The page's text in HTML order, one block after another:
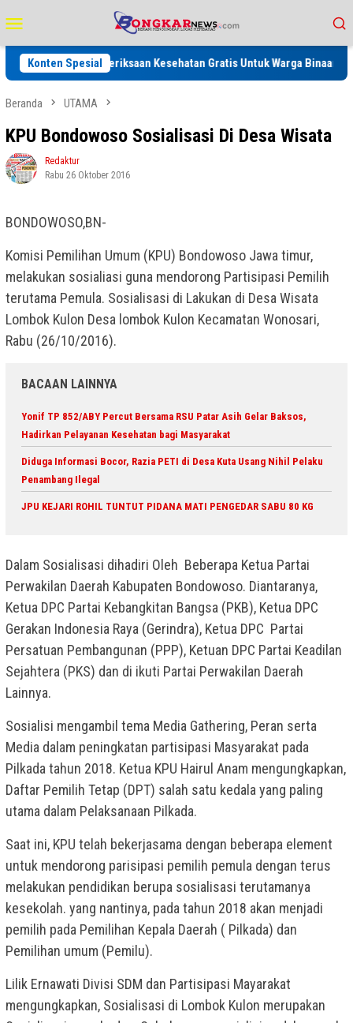
ke
kontenMobile
Konten Spesial
Pemeriksaan Kesehatan Gratis Untuk Warga Binaan dan
Beranda UTAMA
KPU Bondowoso Sosialisasi Di Desa Wisata
Redaktur
Rabu 26 Oktober 2016
BONDOWOSO,BN-
Komisi Pemilihan Umum (KPU) Bondowoso Jawa timur,
melakukan sosialiasi guna mendorong Partisipasi Pemilih
terutama Pemula. Sosialisasi di Lakukan di Desa Wisata
Lombok Kulon Desa lombok Kulon Kecamatan Wonosari,
Rabu (26/10/2016).
BACAAN LAINNYA
Yonif TP 852/ABY Percut Bersama RSU Patar Asih Gelar Baksos,
Hadirkan Pelayanan Kesehatan bagi Masyarakat
Diduga Informasi Bocor, Razia PETI di Desa Kuta Usang Nihil Pelaku
Penambang Ilegal
JPU KEJARI ROHIL TUNTUT PIDANA MATI PENGEDAR SABU 80 KG
Dalam Sosialisasi dihadiri Oleh Beberapa Ketua Partai
Perwakilan Daerah Kabupaten Bondowoso. Diantaranya,
Ketua DPC Partai Kebangkitan Bangsa (PKB), Ketua DPC
Gerakan Indonesia Raya (Gerindra), Ketua DPC Partai
Persatuan Pembangunan (PPP), Ketuan DPC Partai Keadilan
Sejahtera (PKS) dan di ikuti Partai Perwakilan Daerah
Lainnya.
Sosialisi mengambil tema Media Gathering, Peran serta
Media dalam peningkatan partisipasi Masyarakat pada
Pilkada tahun 2018. Ketua KPU Hairul Anam mengungkapkan,
Daftar Pemilih Tetap (DPT) salah satu kedala yang paling
utama dalam Pelaksanaan Pilkada.
Saat ini, KPU telah bekerjasama dengan beberapa element
untuk mendorong parisipasi pemilih pemula dengan terus
melakukan pendidikan berupa sosialisasi terutamanya
kesekolah. yang nantinya, pada tahun 2018 akan menjadi
pemilih pada Pemilihan Kepala Daerah ( Pilkada) dan
Pemilihan umum (Pemilu).
Lilik Ernawati Divisi SDM dan Partisipasi Mayarakat
mengungkapkan, Sosialisasi di Lombok Kulon merupakan